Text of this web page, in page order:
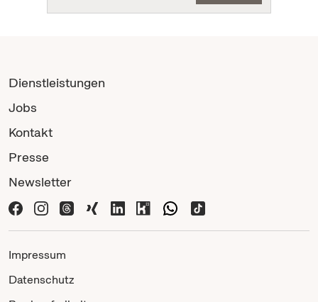
Dienstleistungen
Jobs
Kontakt
Presse
Newsletter
Impressum
Datenschutz